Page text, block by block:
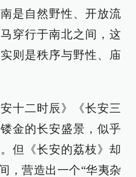
是自然野性、开放流
穿行于南北之间，这
则是秩序与野性、庙
十二时辰》《长安三
金的长安盛景，似乎
但《长安的荔枝》却
，营造出一个“华夷杂